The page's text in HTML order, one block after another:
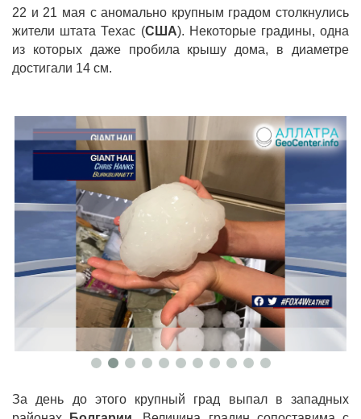
22 и 21 мая с аномально крупным градом столкнулись
жители штата Техас (США). Некоторые градины, одна
из которых даже пробила крышу дома, в диаметре
достигали 14 см.
За день до этого крупный град выпал в западных